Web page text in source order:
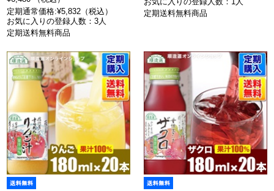
定期通常価格:¥5,832（税込）
お気に入りの登録人数：3人
定期送料無料商品
定期送料無料商品